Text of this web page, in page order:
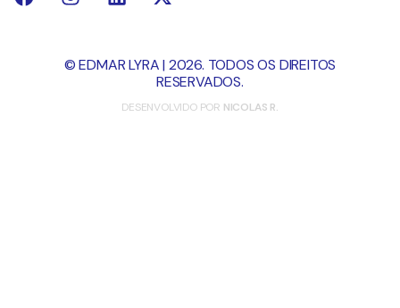
© EDMAR LYRA | 2026. TODOS OS DIREITOS
RESERVADOS.
DESENVOLVIDO POR NICOLAS R.